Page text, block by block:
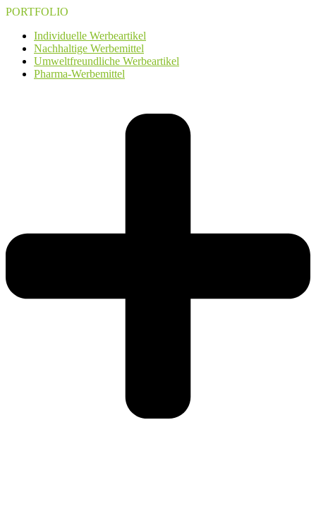
PORTFOLIO
Individuelle Werbeartikel
Nachhaltige Werbemittel
Umweltfreundliche Werbeartikel
Pharma-Werbemittel